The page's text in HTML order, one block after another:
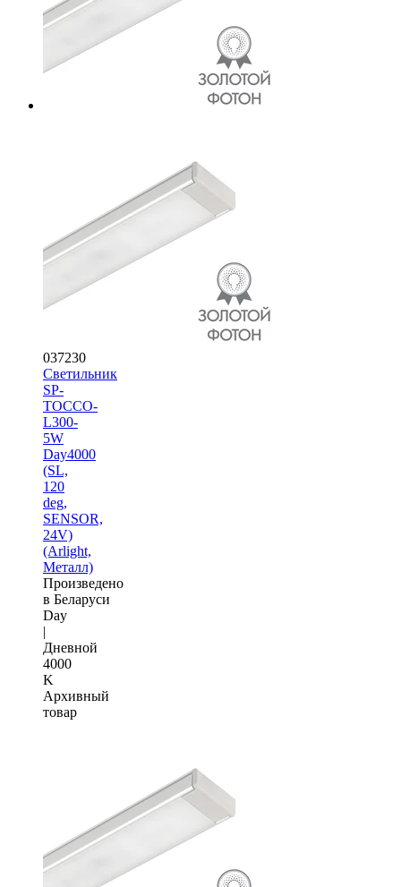
037230
Светильник
SP-
TOCCO-
L300-
5W
Day4000
(SL,
120
deg,
SENSOR,
24V)
(Arlight,
Металл)
Произведено
в Беларуси
Day
|
Дневной
4000
K
Архивный
товар